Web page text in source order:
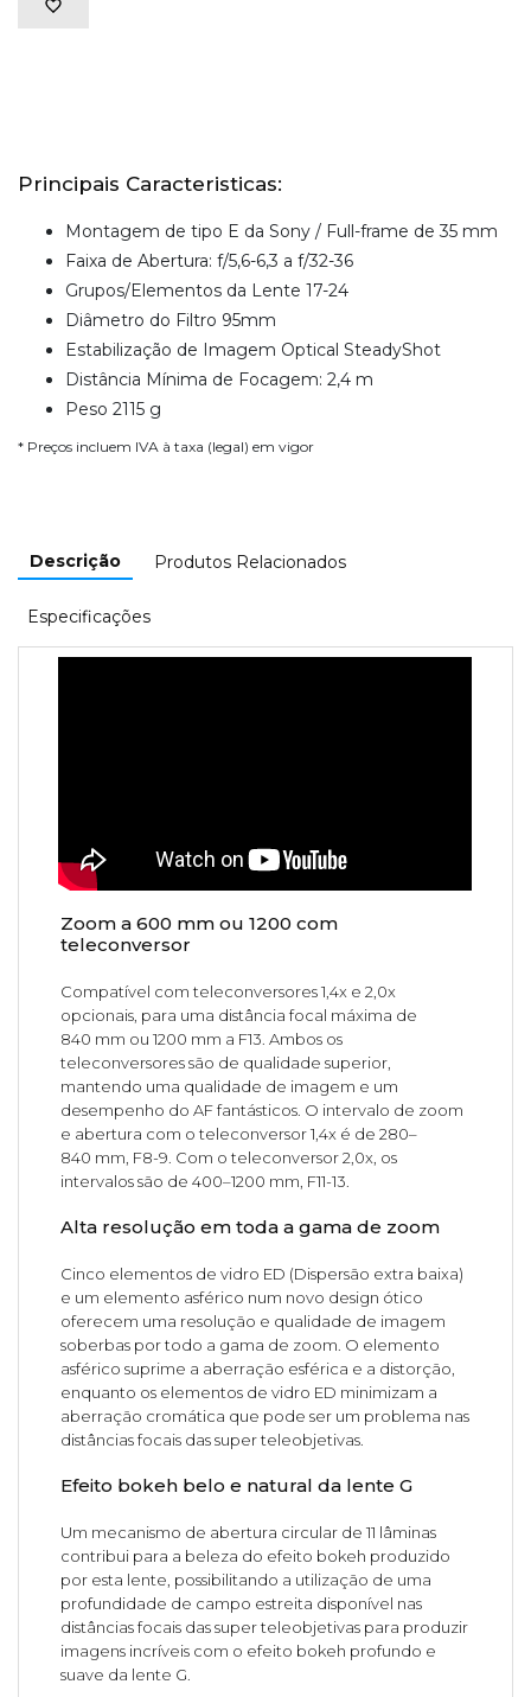
Principais Caracteristicas:
Montagem de tipo E da Sony / Full-frame de 35 mm
Faixa de Abertura: f/5,6-6,3 a f/32-36
Grupos/Elementos da Lente 17-24
Diâmetro do Filtro 95mm
Estabilização de Imagem Optical SteadyShot
Distância Mínima de Focagem: 2,4 m
Peso 2115 g
* Preços incluem IVA à taxa (legal) em vigor
Descrição Produtos Relacionados
Especificações
Zoom a 600 mm ou 1200 com
teleconversor
Compatível com teleconversores 1,4x e 2,0x
opcionais, para uma distância focal máxima de
840 mm ou 1200 mm a F13. Ambos os
teleconversores são de qualidade superior,
mantendo uma qualidade de imagem e um
desempenho do AF fantásticos. O intervalo de zoom
e abertura com o teleconversor 1,4x é de 280–
840 mm, F8-9. Com o teleconversor 2,0x, os
intervalos são de 400–1200 mm, F11-13.
Alta resolução em toda a gama de zoom
Cinco elementos de vidro ED (Dispersão extra baixa)
e um elemento asférico num novo design ótico
oferecem uma resolução e qualidade de imagem
soberbas por todo a gama de zoom. O elemento
asférico suprime a aberração esférica e a distorção,
enquanto os elementos de vidro ED minimizam a
aberração cromática que pode ser um problema nas
distâncias focais das super teleobjetivas.
Efeito bokeh belo e natural da lente G
Um mecanismo de abertura circular de 11 lâminas
contribui para a beleza do efeito bokeh produzido
por esta lente, possibilitando a utilização de uma
profundidade de campo estreita disponível nas
distâncias focais das super teleobjetivas para produzir
imagens incríveis com o efeito bokeh profundo e
suave da lente G.